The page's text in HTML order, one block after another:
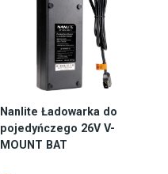
Nanlite Ładowarka do
pojedyńczego 26V V-
MOUNT BAT